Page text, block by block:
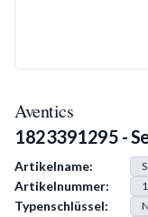
Aventics
1823391295 -
Produkt Information
Artikelname:
Artikelnummer:
Typenschlüssel: